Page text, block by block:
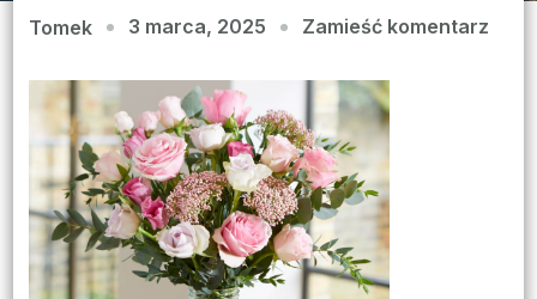
Tomek 3 marca, 2025 Zamieść komentarzwe